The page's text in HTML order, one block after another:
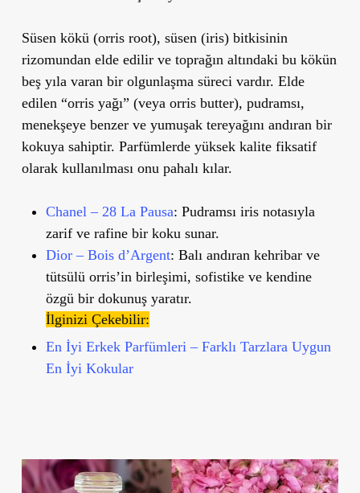
Süsen kökü (orris root), süsen (iris) bitkisinin
rizomundan elde edilir ve toprağın altındaki bu kökün
beş yıla varan bir olgunlaşma süreci vardır. Elde
edilen “orris yağı” (veya orris butter), pudramsı,
menekşeye benzer ve yumuşak tereyağını andıran bir
kokuya sahiptir. Parfümlerde yüksek kalite fiksatif
olarak kullanılması onu pahalı kılar.
Chanel – 28 La Pausa: Pudramsı iris notasıyla
zarif ve rafine bir koku sunar.
Dior – Bois d’Argent: Balı andıran kehribar ve
tütsülü orris’in birleşimi, sofistike ve kendine
özgü bir dokunuş yaratır.
İlginizi Çekebilir:
En İyi Erkek Parfümleri – Farklı Tarzlara Uygun
En İyi Kokular